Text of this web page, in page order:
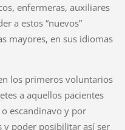
enfermeras, auxiliares
a estos “nuevos”
mayores, en sus idiomas
los primeros voluntarios
a aquellos pacientes
escandinavo y por
y poder posibilitar así ser